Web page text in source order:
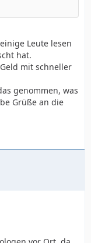
Leute lesen
hat.
mit schneller
genommen, was
Grüße an die